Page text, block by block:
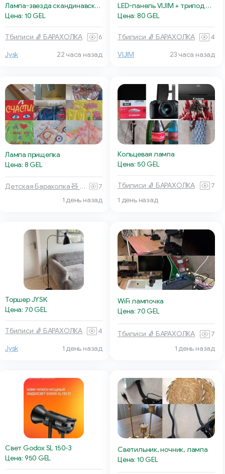
Лампа-звезда скандинавская
Цена: 10 GEL
Тбилиси 🧦 БАРАХОЛКА 6
Jysk 22 часа назад
LED-панель VIJIM + трипод Wanbo
Цена: 80 GEL
Тбилиси 🧦 БАРАХОЛКА 4
VIJIM 23 часа назад
Лампа прищепка
Цена: 8 GEL
Детская Барахолка 🧸 Батуми
7
1 день назад
Кольцевая лампа
Цена: 50 GEL
Тбилиси 🧦 БАРАХОЛКА
7
1 день назад
Торшер JYSK
Цена: 70 GEL
Тбилиси 🧦 БАРАХОЛКА 4
Jysk 1 день назад
WiFi лампочка
Цена: 70 GEL
Тбилиси 🧦 БАРАХОЛКА
7
1 день назад
Свет Godox SL 150-3
Цена: 950 GEL
Светильник, ночник, лампа
Цена: 10 GEL